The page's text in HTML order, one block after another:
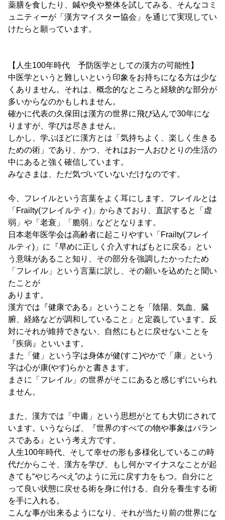
薬膳を食したり、鍼や灸や整体を試してみる、そんなコミ
ュニティーが「漢方マイスター協会」を通じて実現してい
けたらと願っています。
【人生100年時代 予防医学としての漢方の可能性】
中医学というと難しいという印象をお持ちになる方は少な
くありません。それは、概念的なところと経験的な部分が
多いからなのかもしれません。
確かに代表の久保田は漢方の世界に飛び込んで30年にな
りますが、学びは尽きません。
しかし、学ぶほどに漢方とは「気持ちよく、楽しく生きる
ための術」であり、かつ、それはお一人おひとりの生活の
中にあると強く確信しています。
みなさまは、ただ気づいていないだけなのです。
今、フレイルという言葉をよく耳にします。フレイルとは
「Frailty(フレイルティ)」からきており、直訳すると「虚
弱」や「老衰」「脆弱」などとなります。
日本老年医学会は高齢者に起こりやすい「Frailty(フレイ
ルティ)」に『早めに正しく介入すればもとに戻る』とい
う意味があること知り、その部分を強調したかったため
「フレイル」という言葉に訳し、その願いを込めたと聞い
たことが
あります。
漢方では『健康である』ということを「陰陽、気血、臓
腑、経絡などが調和していること」と定義しています。反
対にそれが維持できない、自然にもとに戻せないことを
『疾病』といいます。
また「健」という字は身体が健(すこ)やかで「康」という
字は心が康(やす)らかと書きます。
まさに「フレイル」の世界がそこにあると感じずにいられ
ません。
また、漢方では「中庸」という思想がとても大切にされて
います。いうならば、『世界のすべての物や事象はバラン
スである』という考え方です。
人生100年時代、そして幸せの形も多様化しているこの時
代だからこそ、漢方を学び、もし何かマイナスなことが起
きても“やじろべえ”のように元に戻す力をもつ。自分にと
って良い状態に戻せる術を身に付ける、自分を養生する術
を手に入れる。
こんな事が出来るようになり、それが当たり前の世界にな